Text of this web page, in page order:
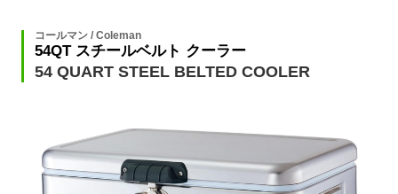
コールマン / Coleman
54QT スチールベルト クーラー
54 QUART STEEL BELTED COOLER